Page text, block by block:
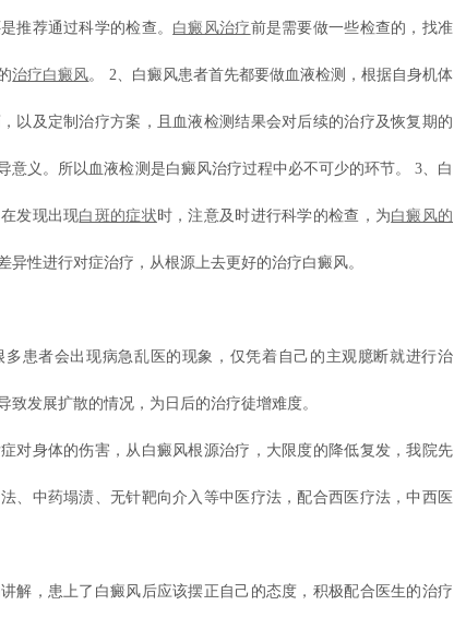
推荐通过科学的检查。 白癜风治疗前是需要做一些检查的，找准
治疗白癜风。 2、白癜风患者首先都要做血液检测，根据自身机体
以及定制治疗方案，且血液检测结果会对后续的治疗及恢复期的
意义。所以血液检测是白癜风治疗过程中必不可少的环节。 3、白
发现出现白斑的症状时，注意及时进行科学的检查，为白癜风的
异性进行对症治疗，从根源上去更好的治疗白癜风。
患者会出现病急乱医的现象，仅凭着自己的主观臆断就进行治
致发展扩散的情况，为日后的治疗徒增难度。
对身体的伤害，从白癜风根源治疗，大限度的降低复发，我院先
、中药塌渍、无针靶向介入等中医疗法，配合西医疗法，中西医
讲解，患上了白癜风后应该摆正自己的态度，积极配合医生的治疗